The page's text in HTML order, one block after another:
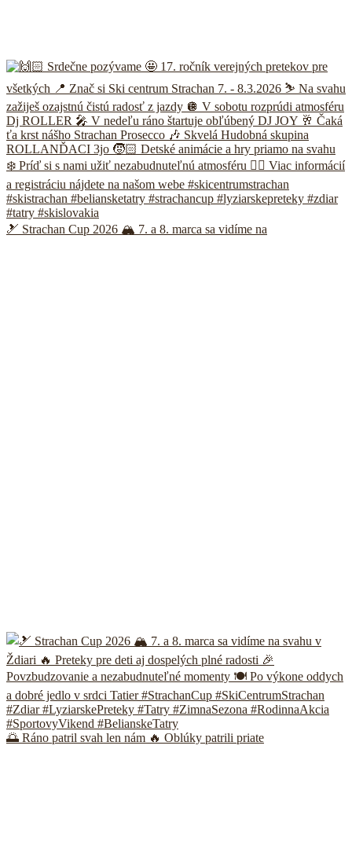
🎿 Strachan Cup 2026 🏔️ 7. a 8. marca sa vidíme na
🌅 Ráno patril svah len nám 🔥 Oblúky patrili priate